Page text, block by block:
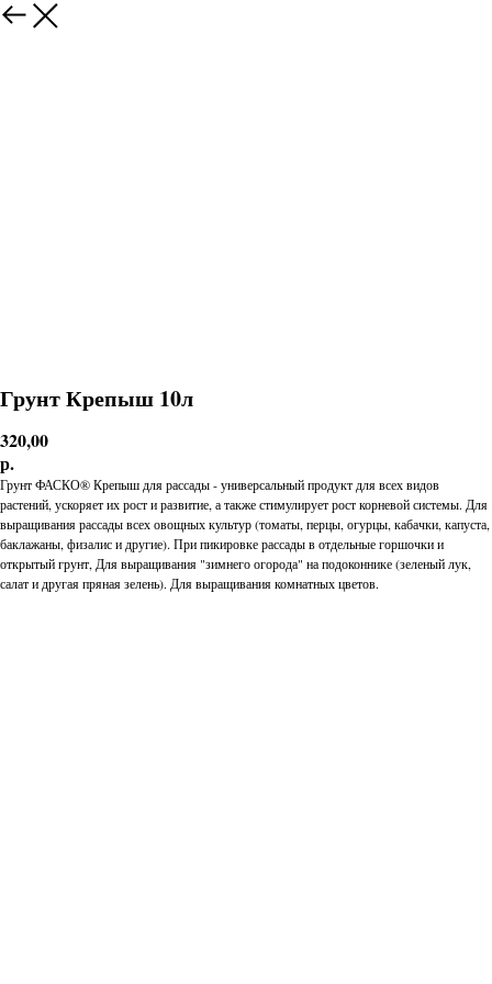
Грунт Крепыш 10л
320,00
р.
Грунт ФАСКО® Крепыш для рассады - универсальный продукт для всех видов
растений, ускоряет их рост и развитие, а также стимулирует рост корневой системы. Для
выращивания рассады всех овощных культур (томаты, перцы, огурцы, кабачки, капуста,
баклажаны, физалис и другие). При пикировке рассады в отдельные горшочки и
открытый грунт, Для выращивания "зимнего огорода" на подоконнике (зеленый лук,
салат и другая пряная зелень). Для выращивания комнатных цветов.